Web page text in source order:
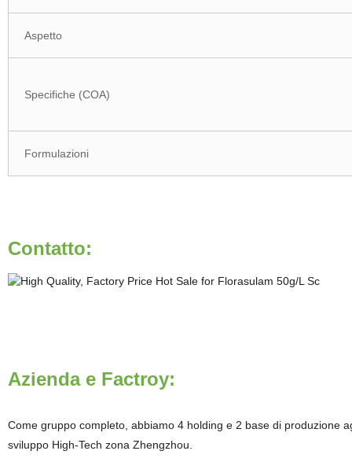
Aspetto
Specifiche (COA)
Formulazioni
Contatto:
Azienda e Factroy:
Come gruppo completo, abbiamo 4 holding e 2 base di produzione
sviluppo High-Tech zona Zhengzhou.